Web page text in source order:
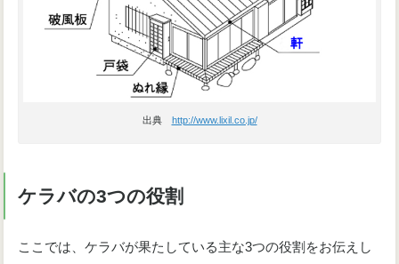
出典 http://www.lixil.co.jp/
ケラバの3つの役割
ここでは、ケラバが果たしている主な3つの役割をお伝えし